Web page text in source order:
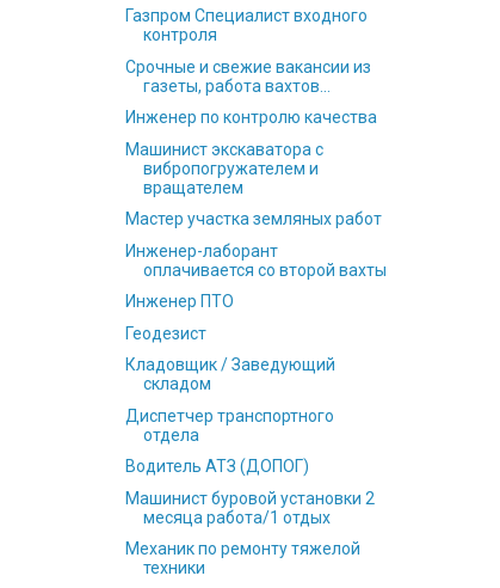
Газпром Специалист входного
контроля
Срочные и свежие вакансии из
газеты, работа вахтов...
Инженер по контролю качества
Машинист экскаватора с
вибропогружателем и
вращателем
Мастер участка земляных работ
Инженер-лаборант
оплачивается со второй вахты
Инженер ПТО
Геодезист
Кладовщик / Заведующий
складом
Диспетчер транспортного
отдела
Водитель АТЗ (ДОПОГ)
Машинист буровой установки 2
месяца работа/1 отдых
Механик по ремонту тяжелой
техники